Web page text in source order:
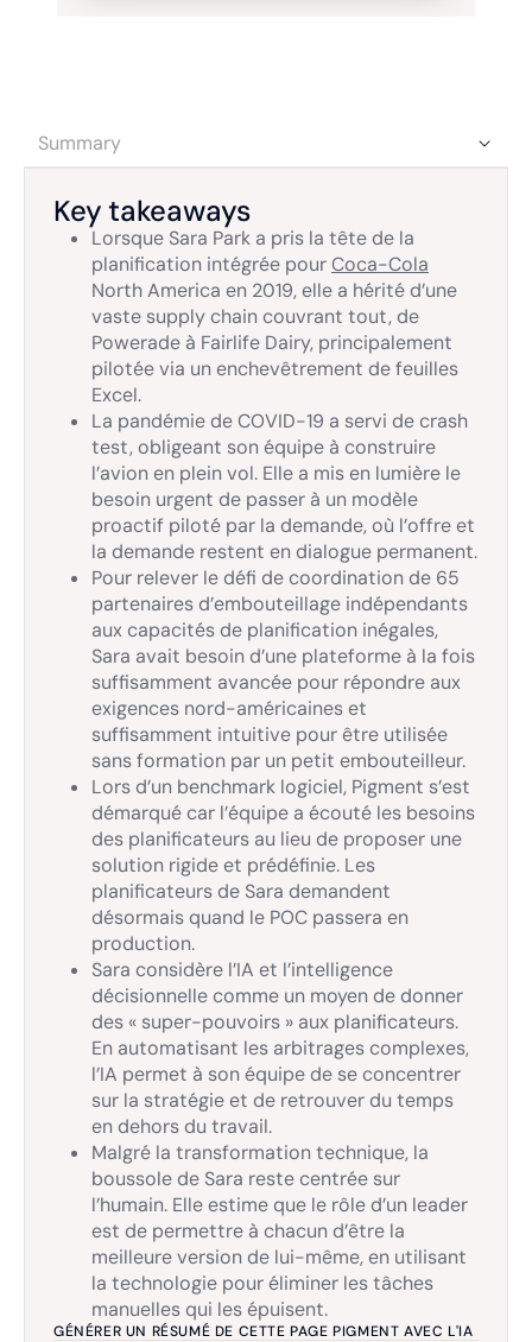
Summary
Key takeaways
Lorsque Sara Park a pris la tête de la
planification intégrée pourCoca-Cola
North America en 2019, elle a hérité d’une
vaste supply chain couvrant tout, de
Powerade à Fairlife Dairy, principalement
pilotée via un enchevêtrement de feuilles
Excel.
La pandémie de COVID-19 a servi de crash
test, obligeant son équipe à construire
l’avion en plein vol. Elle a mis en lumière le
besoin urgent de passer à un modèle
proactif piloté par la demande, où l’offre et
la demande restent en dialogue permanent.
Pour relever le défi de coordination de 65
partenaires d’embouteillage indépendants
aux capacités de planification inégales,
Sara avait besoin d’une plateforme à la fois
suffisamment avancée pour répondre aux
exigences nord-américaines et
suffisamment intuitive pour être utilisée
sans formation par un petit embouteilleur.
Lors d’un benchmark logiciel, Pigment s’est
démarqué car l’équipe a écouté les besoins
des planificateurs au lieu de proposer une
solution rigide et prédéfinie. Les
planificateurs de Sara demandent
désormais quand le POC passera en
production.
Sara considère l’IA et l’intelligence
décisionnelle comme un moyen de donner
des « super-pouvoirs » aux planificateurs.
En automatisant les arbitrages complexes,
l’IA permet à son équipe de se concentrer
sur la stratégie et de retrouver du temps
en dehors du travail.
Malgré la transformation technique, la
boussole de Sara reste centrée sur
l’humain. Elle estime que le rôle d’un leader
est de permettre à chacun d’être la
meilleure version de lui-même, en utilisant
la technologie pour éliminer les tâches
manuelles qui les épuisent.
GÉNÉRER UN RÉSUMÉ DE CETTE PAGE PIGMENT AVEC L'IA